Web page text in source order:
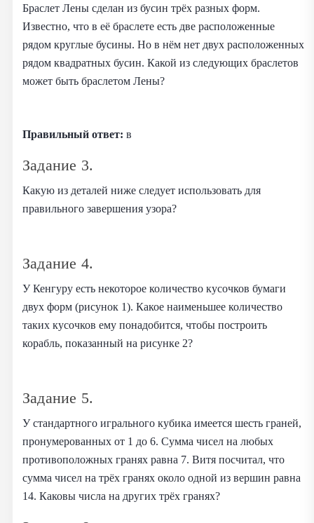
Браслет Лены сделан из бусин трёх разных форм.
Известно, что в её браслете есть две расположенные
рядом круглые бусины. Но в нём нет двух расположенных
рядом квадратных бусин. Какой из следующих браслетов
может быть браслетом Лены?
Правильный ответ: в
Задание 3.
Какую из деталей ниже следует использовать для
правильного завершения узора?
Задание 4.
У Кенгуру есть некоторое количество кусочков бумаги
двух форм (рисунок 1). Какое наименьшее количество
таких кусочков ему понадобится, чтобы построить
корабль, показанный на рисунке 2?
Задание 5.
У стандартного игрального кубика имеется шесть граней,
пронумерованных от 1 до 6. Сумма чисел на любых
противоположных гранях равна 7. Витя посчитал, что
сумма чисел на трёх гранях около одной из вершин равна
14. Каковы числа на других трёх гранях?